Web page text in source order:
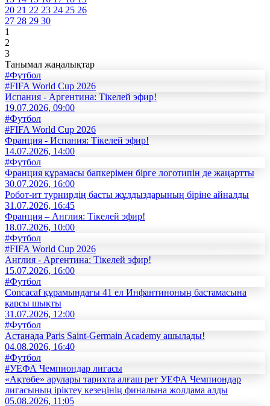
20 21 22 23 24 25 26
27 28 29 30
1
2
3
Танымал жаңалықтар
#Футбол
#FIFA World Cup 2026
Испания - Аргентина: Тікелей эфир!
19.07.2026, 09:00
#Футбол
#FIFA World Cup 2026
Франция - Испания: Тікелей эфир!
14.07.2026, 14:00
#Футбол
Франция құрамасы бапкерімен бірге логотипін де жаңартты
30.07.2026, 16:00
Робот-ит турнирдің басты жұлдыздарының біріне айналды
31.07.2026, 16:45
Франция – Англия: Тікелей эфир!
18.07.2026, 10:00
#Футбол
#FIFA World Cup 2026
Англия - Аргентина: Тікелей эфир!
15.07.2026, 16:00
#Футбол
Concacaf құрамындағы 41 ел Инфантиноның бастамасына
қарсы шықты
31.07.2026, 12:00
#Футбол
Астанада Paris Saint-Germain Academy ашылады!
04.08.2026, 16:40
#Футбол
#УЕФА Чемпиондар лигасы
«Ақтөбе» арулары тарихта алғаш рет УЕФА Чемпиондар
лигасының іріктеу кезеңінің финалына жолдама алды
05.08.2026, 11:05